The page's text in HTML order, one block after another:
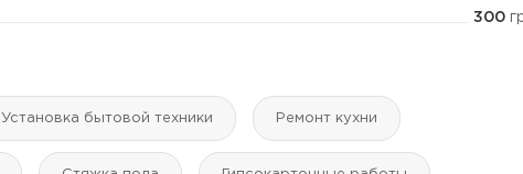
300
Установка бытовой техники Ремонт кухни